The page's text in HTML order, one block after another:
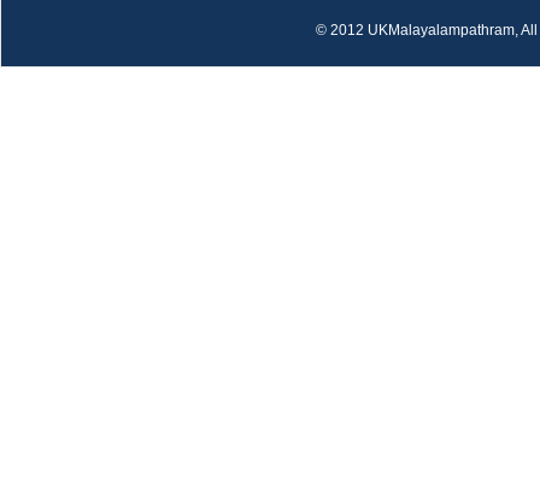
© 2012 UKMalayalampathram,